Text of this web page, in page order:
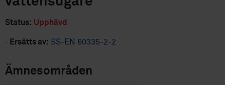
Status: Upphävd
· Ersätts av: SS-EN 60335-2-2
Ämnesområden